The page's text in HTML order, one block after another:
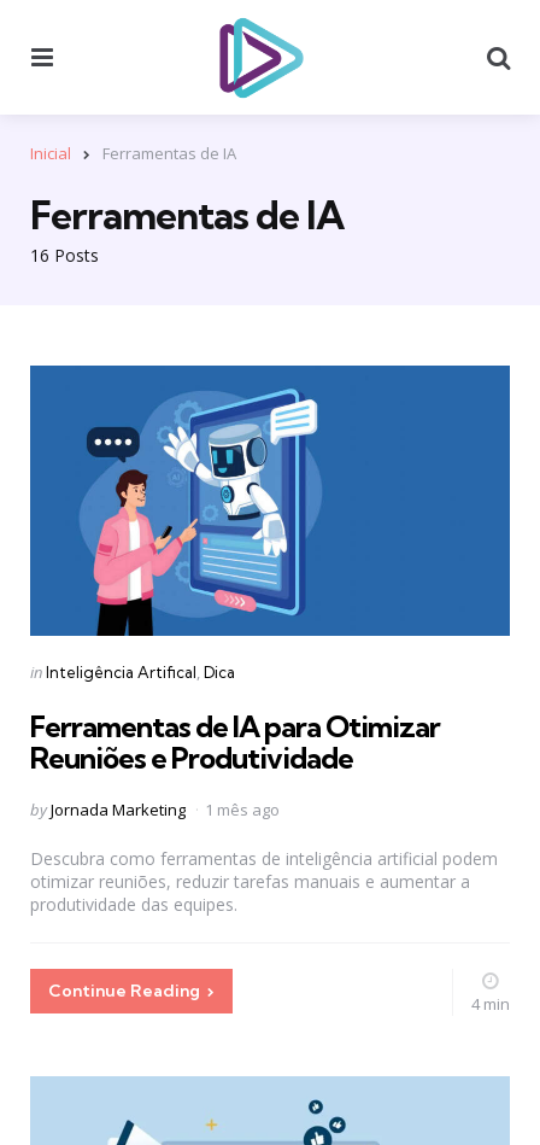
Inicial Ferramentas de IA
16 Posts
Ferramentas de IA
Categories
Posted
inInteligência Artifical Dica
Ferramentas de IA para Otimizar
Reuniões e Produtividade
Posted
byJornada Marketing 1 mês ago
Descubra como ferramentas de inteligência artificial podem
otimizar reuniões, reduzir tarefas manuais e aumentar a
produtividade das equipes.
Continue Reading
4 min